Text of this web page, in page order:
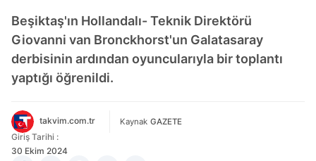
Beşiktaş'ın Hollandalı- Teknik Direktörü
Giovanni van Bronckhorst'un Galatasaray
derbisinin ardından oyuncularıyla bir toplantı
yaptığı öğrenildi.
takvim.com.tr Kaynak GAZETE
Giriş Tarihi :
30 Ekim 2024